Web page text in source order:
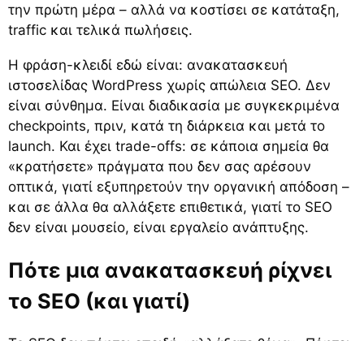
την πρώτη μέρα – αλλά να κοστίσει σε κατάταξη,
traffic και τελικά πωλήσεις.
Η φράση-κλειδί εδώ είναι: ανακατασκευή
ιστοσελίδας WordPress χωρίς απώλεια SEO. Δεν
είναι σύνθημα. Είναι διαδικασία με συγκεκριμένα
checkpoints, πριν, κατά τη διάρκεια και μετά το
launch. Και έχει trade-offs: σε κάποια σημεία θα
«κρατήσετε» πράγματα που δεν σας αρέσουν
οπτικά, γιατί εξυπηρετούν την οργανική απόδοση –
και σε άλλα θα αλλάξετε επιθετικά, γιατί το SEO
δεν είναι μουσείο, είναι εργαλείο ανάπτυξης.
Πότε μια ανακατασκευή ρίχνει
το SEO (και γιατί)